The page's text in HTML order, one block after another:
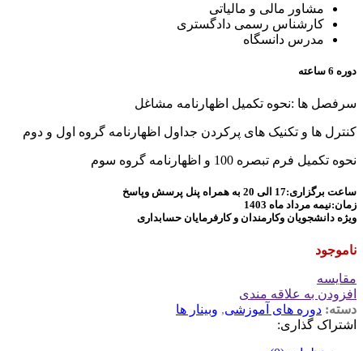
مشاور مالی و مالیاتی
کارشناس رسمی دادگستری
مدرس دانسگاه
دوره 6 ساعته
سرفصل ها :نحوه تکمیل اظهارنامه مشاغل
کنترل ها و تکنیک های پرکردن جداول اظهارنامه گروه اول و دوم
نحوه تکمیل فرم تبصره 100 و اظهارنامه گروه سوم
ساعت برگزاری:17 الی 20 به همراه پنل پرسش وپاسخ
زمان:نیمه مرداد ماه 1403
ویژه دانشجویان وکارمندان و کارفرمایان حسابداری
ناموجود
مقايسه
افزودن به علاقه مندی
دسته: دوره های آموزشی, وبینار ها
اشتراک گذاری: